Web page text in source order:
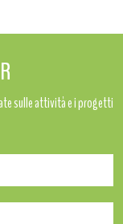
sulle attività e i progetti